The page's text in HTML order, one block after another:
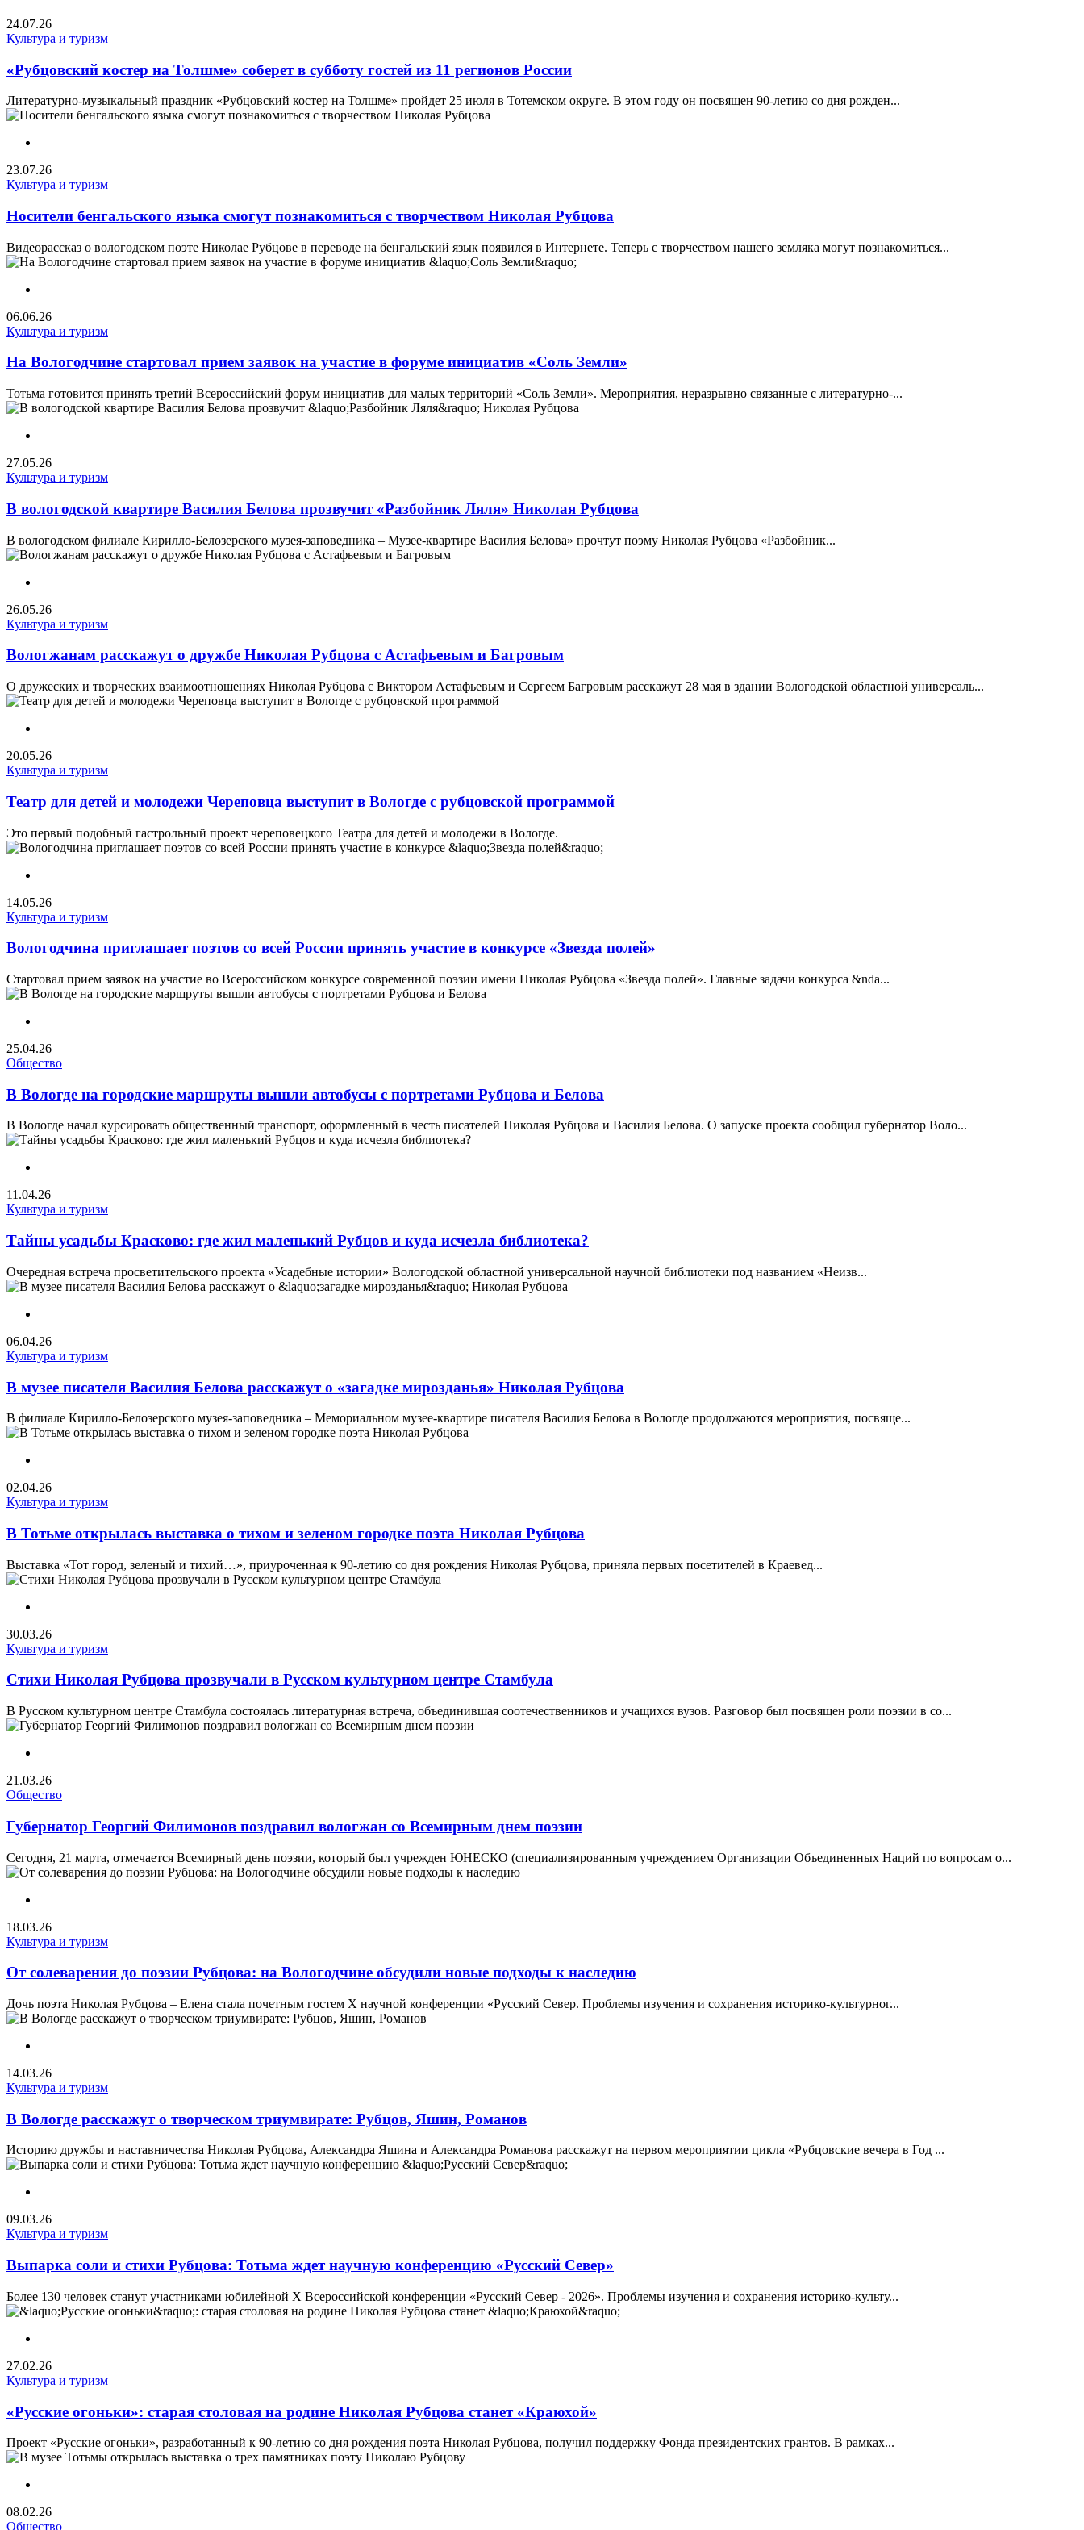
24.07.26
Культура и туризм
«Рубцовский костер на Толшме» соберет в субботу гостей из 11 регионов России
Литературно-музыкальный праздник «Рубцовский костер на Толшме» пройдет 25 июля в Тотемском округе. В этом году он посвящен 90-летию со дня рожден...
23.07.26
Культура и туризм
Носители бенгальского языка смогут познакомиться с творчеством Николая Рубцова
Видеорассказ о вологодском поэте Николае Рубцове в переводе на бенгальский язык появился в Интернете. Теперь с творчеством нашего земляка могут познакомиться...
06.06.26
Культура и туризм
На Вологодчине стартовал прием заявок на участие в форуме инициатив «Соль Земли»
Тотьма готовится принять третий Всероссийский форум инициатив для малых территорий «Соль Земли». Мероприятия, неразрывно связанные с литературно-...
27.05.26
Культура и туризм
В вологодской квартире Василия Белова прозвучит «Разбойник Ляля» Николая Рубцова
В вологодском филиале Кирилло-Белозерского музея-заповедника – Музее-квартире Василия Белова» прочтут поэму Николая Рубцова «Разбойник...
26.05.26
Культура и туризм
Вологжанам расскажут о дружбе Николая Рубцова с Астафьевым и Багровым
О дружеских и творческих взаимоотношениях Николая Рубцова с Виктором Астафьевым и Сергеем Багровым расскажут 28 мая в здании Вологодской областной универсаль...
20.05.26
Культура и туризм
Театр для детей и молодежи Череповца выступит в Вологде с рубцовской программой
Это первый подобный гастрольный проект череповецкого Театра для детей и молодежи в Вологде.
14.05.26
Культура и туризм
Вологодчина приглашает поэтов со всей России принять участие в конкурсе «Звезда полей»
Стартовал прием заявок на участие во Всероссийском конкурсе современной поэзии имени Николая Рубцова «Звезда полей». Главные задачи конкурса &nda...
25.04.26
Общество
В Вологде на городские маршруты вышли автобусы с портретами Рубцова и Белова
В Вологде начал курсировать общественный транспорт, оформленный в честь писателей Николая Рубцова и Василия Белова. О запуске проекта сообщил губернатор Воло...
11.04.26
Культура и туризм
Тайны усадьбы Красково: где жил маленький Рубцов и куда исчезла библиотека?
Очередная встреча просветительского проекта «Усадебные истории» Вологодской областной универсальной научной библиотеки под названием «Неизв...
06.04.26
Культура и туризм
В музее писателя Василия Белова расскажут о «загадке мирозданья» Николая Рубцова
В филиале Кирилло-Белозерского музея-заповедника – Мемориальном музее-квартире писателя Василия Белова в Вологде продолжаются мероприятия, посвяще...
02.04.26
Культура и туризм
В Тотьме открылась выставка о тихом и зеленом городке поэта Николая Рубцова
Выставка «Тот город, зеленый и тихий…», приуроченная к 90-летию со дня рождения Николая Рубцова, приняла первых посетителей в Краевед...
30.03.26
Культура и туризм
Стихи Николая Рубцова прозвучали в Русском культурном центре Стамбула
В Русском культурном центре Стамбула состоялась литературная встреча, объединившая соотечественников и учащихся вузов. Разговор был посвящен роли поэзии в со...
21.03.26
Общество
Губернатор Георгий Филимонов поздравил вологжан со Всемирным днем поэзии
Сегодня, 21 марта, отмечается Всемирный день поэзии, который был учрежден ЮНЕСКО (специализированным учреждением Организации Объединенных Наций по вопросам о...
18.03.26
Культура и туризм
От солеварения до поэзии Рубцова: на Вологодчине обсудили новые подходы к наследию
Дочь поэта Николая Рубцова – Елена стала почетным гостем Х научной конференции «Русский Север. Проблемы изучения и сохранения историко-культурног...
14.03.26
Культура и туризм
В Вологде расскажут о творческом триумвирате: Рубцов, Яшин, Романов
Историю дружбы и наставничества Николая Рубцова, Александра Яшина и Александра Романова расскажут на первом мероприятии цикла «Рубцовские вечера в Год ...
09.03.26
Культура и туризм
Выпарка соли и стихи Рубцова: Тотьма ждет научную конференцию «Русский Север»
Более 130 человек станут участниками юбилейной Х Всероссийской конференции «Русский Север - 2026». Проблемы изучения и сохранения историко-культу...
27.02.26
Культура и туризм
«Русские огоньки»: старая столовая на родине Николая Рубцова станет «Краюхой»
Проект «Русские огоньки», разработанный к 90-летию со дня рождения поэта Николая Рубцова, получил поддержку Фонда президентских грантов. В рамках...
08.02.26
Общество